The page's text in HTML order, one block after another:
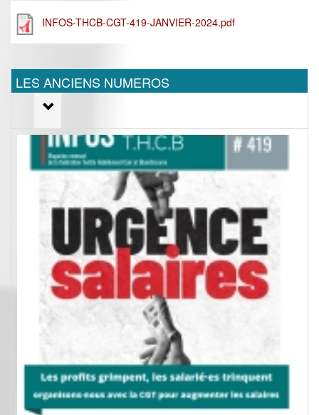
INFOS-THCB-CGT-419-JANVIER-2024.pdf
LES ANCIENS NUMEROS